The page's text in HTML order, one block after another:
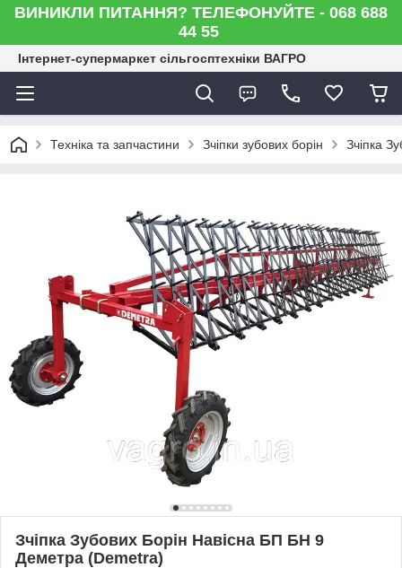
ВИНИКЛИ ПИТАННЯ? ТЕЛЕФОНУЙТЕ - 068 688
44 55
Інтернет-супермаркет сільгосптехніки ВАГРО
Техніка та запчастини Зчіпки зубових борін Зчіпка
Зчіпка Зубових Борін Навісна БП БН 9
Деметра (Demetra)